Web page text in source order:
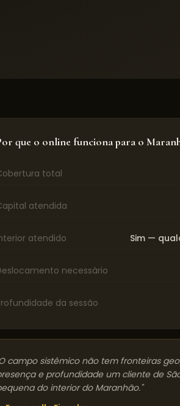
que o online funciona para o
total
atendida
atendido Sim —
necessário
da sessão
campo sistêmico não tem fronteiras
e profundidade um cliente de
do interior do Maranhão."